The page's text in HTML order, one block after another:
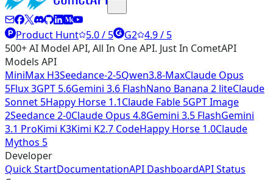
Product Hunt 5.0 / 5 G2 4.9 / 5
500+ AI Model API, All In One API. Just In CometAPI
Models API
MiniMax H3Seedance-2-5Qwen3.8-MaxClaude Opus
5Flux 3GPT 5.6Gemini 3.6 FlashNano Banana 2 liteClaude
Sonnet 5Happy Horse 1.1Claude Fable 5GPT Image
2Seedance 2-0Claude Opus 4.8Gemini 3.5 FlashGemini
3.1 ProKimi K3Kimi K2.7 CodeHappy Horse 1.0Claude
Mythos 5
Developer
Quick StartDocumentationAPI DashboardAPI Status